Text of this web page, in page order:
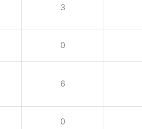
3
0
6
0